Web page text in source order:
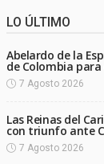
LO ÚLTIMO
Abelardo de la
de Colombia para
7 Agosto 2026
Las Reinas del
con triunfo ante
7 Agosto 2026